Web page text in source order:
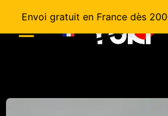
Envoi gratuit en France dès